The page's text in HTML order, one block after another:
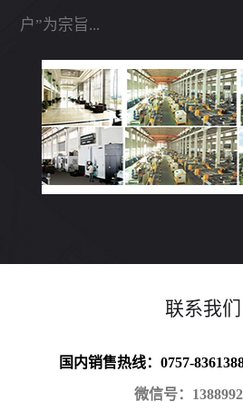
户”为宗旨...
联系我们
国内销售热线：0757-
微信号：